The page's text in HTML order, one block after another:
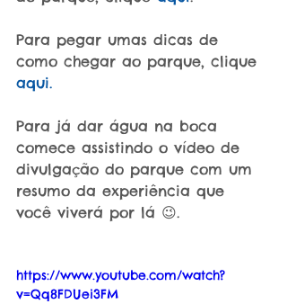
Para pegar umas dicas de
como chegar ao parque, clique
aqui.
Para já dar água na boca
comece assistindo o vídeo de
divulgação do parque com um
resumo da experiência que
você viverá por lá 😉.
https://www.youtube.com/watch?
v=Qq8FDUei3FM